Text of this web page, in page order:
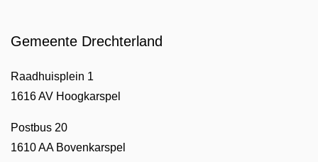
Gemeente Drechterland
Raadhuisplein 1
1616 AV Hoogkarspel
Postbus 20
1610 AA Bovenkarspel